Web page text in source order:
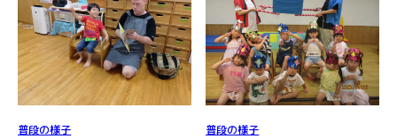
普段の様子 普段の様子